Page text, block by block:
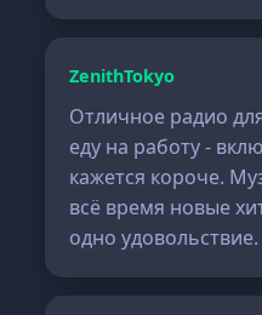
ZenithTokyo
Отличное радио
еду на работу -
кажется короче.
всё время новые
одно удовольствие.